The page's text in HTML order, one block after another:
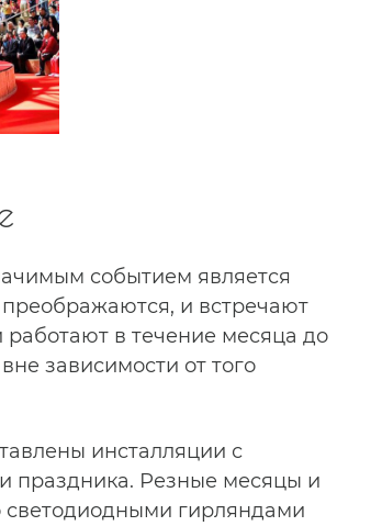
событием является
и встречают
в течение месяца до
зависимости от того
инсталляции с
праздника. Резные месяцы и
гирляндами